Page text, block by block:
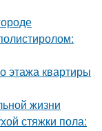
этажа квартиры
жизни
стяжки пола: